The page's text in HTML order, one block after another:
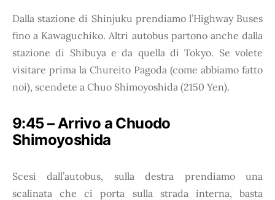
Dalla stazione di Shinjuku prendiamo l’Highway Buses
fino a Kawaguchiko. Altri autobus partono anche dalla
stazione di Shibuya e da quella di Tokyo. Se volete
visitare prima la Chureito Pagoda (come abbiamo fatto
noi), scendete a Chuo Shimoyoshida (2150 Yen).
9:45 – Arrivo a Chuodo
Shimoyoshida
Scesi dall’autobus, sulla destra prendiamo una
scalinata che ci porta sulla strada interna, basta